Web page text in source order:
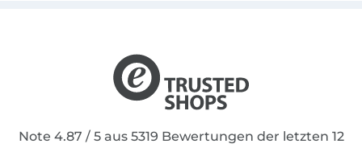
Note 4.87 / 5 aus 5319 Bewertungen der letzten 12